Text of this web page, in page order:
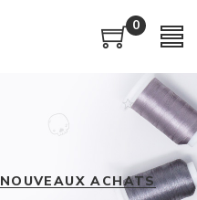
0
NOUVEAUX ACHATS